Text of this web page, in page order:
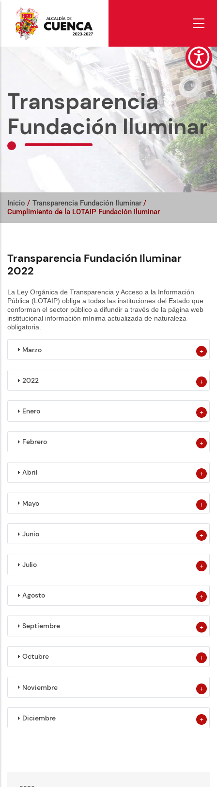
contenido
principal
Transparencia
Fundación Iluminar
Inicio / Transparencia Fundación Iluminar /
Cumplimiento de la LOTAIP Fundación Iluminar
Transparencia Fundación Iluminar
2022
La Ley Orgánica de Transparencia y Acceso a la Información
Pública (LOTAIP) obliga a todas las instituciones del Estado que
conforman el sector público a difundir a través de la página web
institucional información mínima actualizada de naturaleza
obligatoria.
Marzo
2022
Enero
Febrero
Abril
Mayo
Junio
Julio
Agosto
Septiembre
Octubre
Noviembre
Diciembre